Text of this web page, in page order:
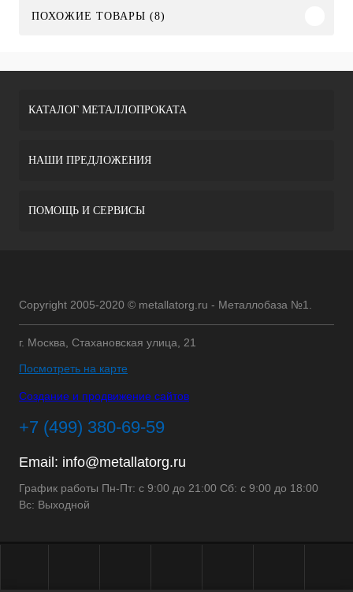
ПОХОЖИЕ ТОВАРЫ (8)
КАТАЛОГ МЕТАЛЛОПРОКАТА
НАШИ ПРЕДЛОЖЕНИЯ
ПОМОЩЬ И СЕРВИСЫ
Copyright 2005-2020 © metallatorg.ru - Металлобаза №1.
г. Москва, Стахановская улица, 21
Посмотреть на карте
Создание и продвижение сайтов
+7 (499) 380-69-59
Email: info@metallatorg.ru
График работы Пн-Пт: с 9:00 до 21:00 Сб: с 9:00 до 18:00
Вс: Выходной